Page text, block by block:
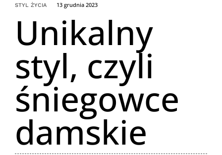
STYL ŻYCIA 13 grudnia 2023
Unikalny
styl, czyli
śniegowce
damskie